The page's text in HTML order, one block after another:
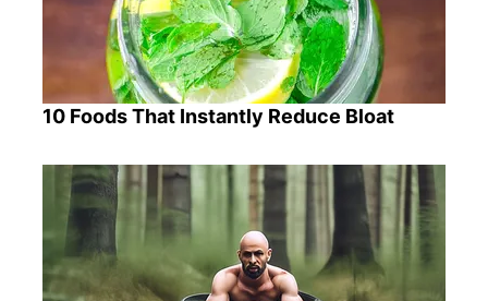
10 Foods That Instantly Reduce Bloat